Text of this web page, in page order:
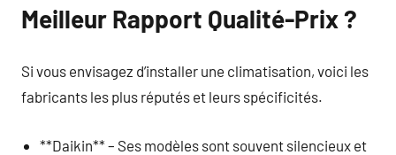
Meilleur Rapport Qualité-Prix ?
Si vous envisagez d’installer une climatisation, voici les
fabricants les plus réputés et leurs spécificités.
**Daikin** – Ses modèles sont souvent silencieux et